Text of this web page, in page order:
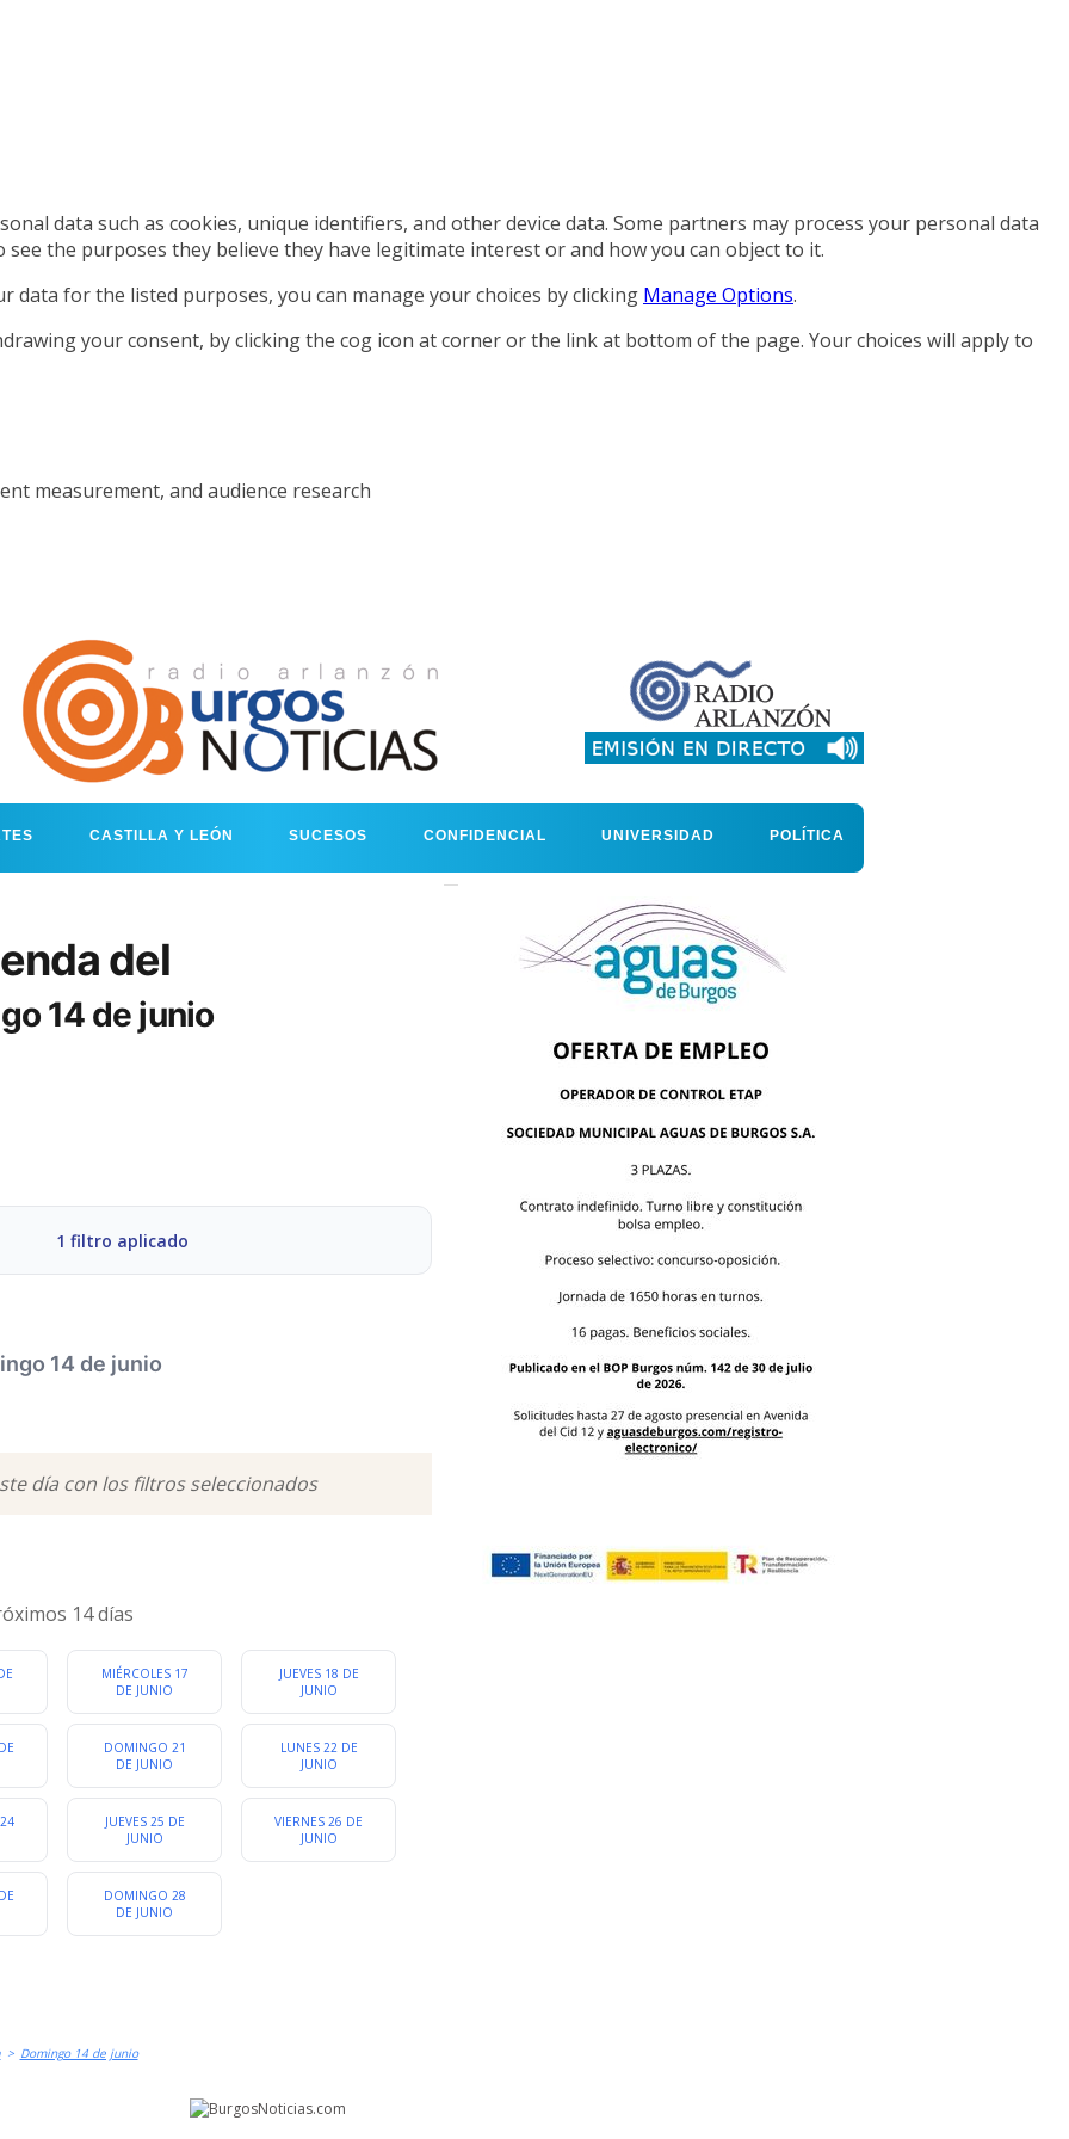
CASTILLA Y LEÓN SUCESOS CONFIDENCIAL UNIVERSIDAD POLÍTICA
del
14 de junio
1 filtro aplicado
DEPORTES ESPECTÁCULOS
OTROS
categoria
14 de junio
día con los filtros seleccionados
14 días
MIÉRCOLES 17
DE JUNIO
JUEVES 18 DE
JUNIO
DOMINGO 21
DE JUNIO
LUNES 22 DE
JUNIO
JUEVES 25 DE
JUNIO
VIERNES 26 DE
JUNIO
DOMINGO 28
DE JUNIO
> Domingo 14 de junio